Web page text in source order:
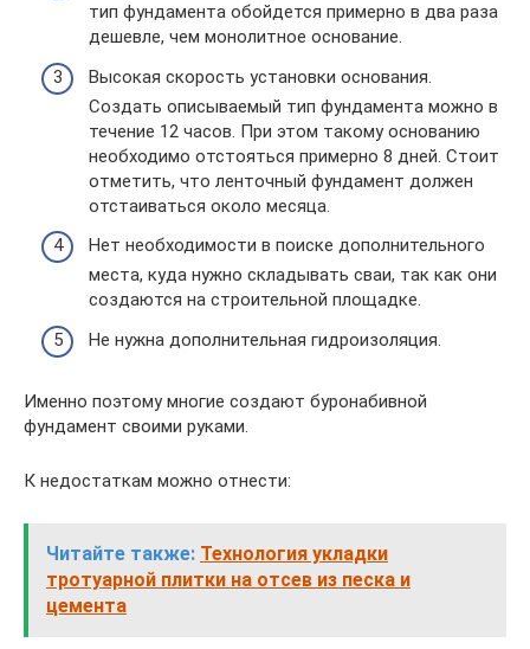
тип фундамента обойдется примерно в два раза
дешевле, чем монолитное основание.
Высокая скорость установки основания.
Создать описываемый тип фундамента можно в
течение 12 часов. При этом такому основанию
необходимо отстояться примерно 8 дней. Стоит
отметить, что ленточный фундамент должен
отстаиваться около месяца.
Нет необходимости в поиске дополнительного
места, куда нужно складывать сваи, так как они
создаются на строительной площадке.
Не нужна дополнительная гидроизоляция.
Именно поэтому многие создают буронабивной
фундамент своими руками.
К недостаткам можно отнести:
Читайте также: Технология укладки
тротуарной плитки на отсев из песка и
цемента